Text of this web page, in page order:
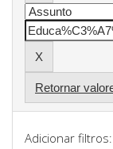
Retornar
Adicionar filtros: